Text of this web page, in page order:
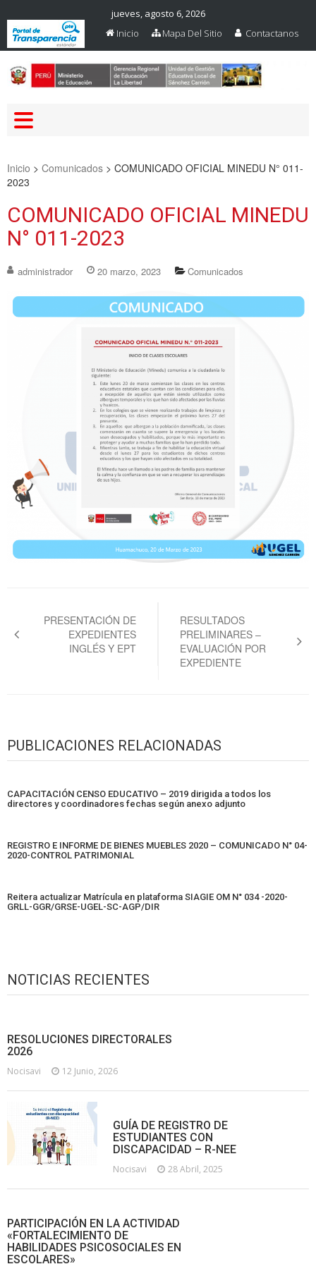
jueves, agosto 6, 2026
Inicio
Mapa Del Sitio Contactanos
Inicio > Comunicados > COMUNICADO OFICIAL MINEDU N° 011-
2023
COMUNICADO OFICIAL MINEDU
N° 011-2023
administrador 20 marzo, 2023 Comunicados
entradas
PRESENTACIÓN DE
EXPEDIENTES
INGLÉS Y EPT
RESULTADOS
PRELIMINARES –
EVALUACIÓN POR
EXPEDIENTE
PUBLICACIONES RELACIONADAS
CAPACITACIÓN CENSO EDUCATIVO – 2019 dirigida a todos los
directores y coordinadores fechas según anexo adjunto
REGISTRO E INFORME DE BIENES MUEBLES 2020 – COMUNICADO N° 04-
2020-CONTROL PATRIMONIAL
Reitera actualizar Matrícula en plataforma SIAGIE OM N° 034 -2020-
GRLL-GGR/GRSE-UGEL-SC-AGP/DIR
NOTICIAS RECIENTES
RESOLUCIONES DIRECTORALES
2026
Nocisavi 12 Junio, 2026
GUÍA DE REGISTRO DE
ESTUDIANTES CON
DISCAPACIDAD – R-NEE
Nocisavi 28 Abril, 2025
PARTICIPACIÓN EN LA ACTIVIDAD
«FORTALECIMIENTO DE
HABILIDADES PSICOSOCIALES EN
ESCOLARES»